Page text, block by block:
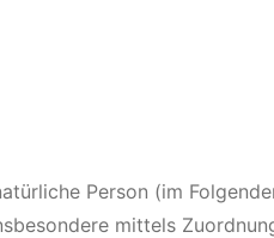
Person (im
mittels